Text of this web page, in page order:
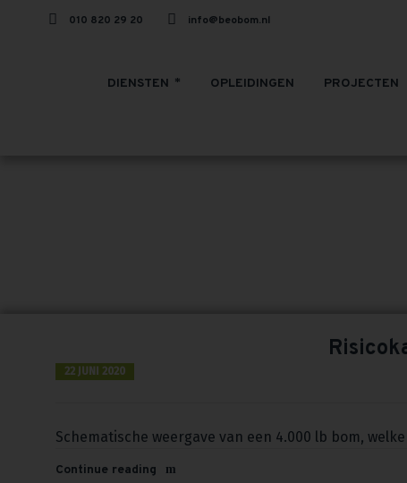
010 820 29 20 info@beobom.nl
DIENSTEN OPLEIDINGEN PROJECTEN
22 JUNI 2020
Schematische weergave van een 4.000 lb bom,
Continue reading